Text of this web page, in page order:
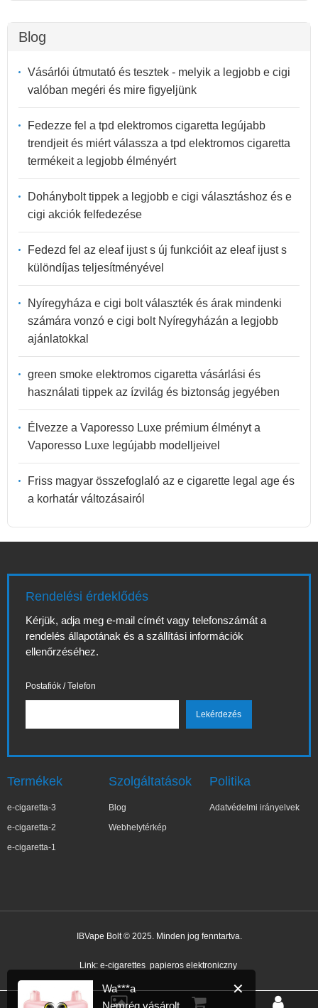
Blog
Vásárlói útmutató és tesztek - melyik a legjobb e cigi
valóban megéri és mire figyeljünk
Fedezze fel a tpd elektromos cigaretta legújabb
trendjeit és miért válassza a tpd elektromos cigaretta
termékeit a legjobb élményért
Dohánybolt tippek a legjobb e cigi választáshoz és e
cigi akciók felfedezése
Fedezd fel az eleaf ijust s új funkcióit az eleaf ijust s
különdíjas teljesítményével
Nyíregyháza e cigi bolt választék és árak mindenki
számára vonzó e cigi bolt Nyíregyházán a legjobb
ajánlatokkal
green smoke elektromos cigaretta vásárlási és
használati tippek az ízvilág és biztonság jegyében
Élvezze a Vaporesso Luxe prémium élményt a
Vaporesso Luxe legújabb modelljeivel
Friss magyar összefoglaló az e cigarette legal age és
a korhatár változásairól
Rendelési érdeklődés
Kérjük, adja meg e-mail címét vagy telefonszámát a
rendelés állapotának és a szállítási információk
ellenőrzéséhez.
Postafiók / Telefon
Termékek
e-cigaretta-3
e-cigaretta-2
e-cigaretta-1
Szolgáltatások
Blog
Webhelytérkép
Politika
Adatvédelmi irányelvek
IBVape Bolt © 2025. Minden jog fenntartva.
Link: e-cigarettes papieros elektroniczny
✕
Wa***a